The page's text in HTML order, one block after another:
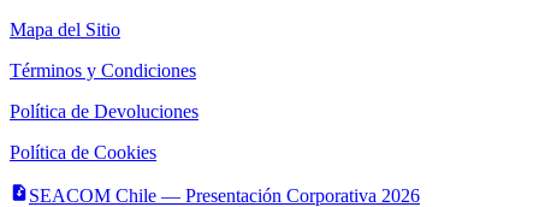
Mapa del Sitio
Términos y Condiciones
Política de Devoluciones
Política de Cookies
SEACOM Chile — Presentación Corporativa 2026